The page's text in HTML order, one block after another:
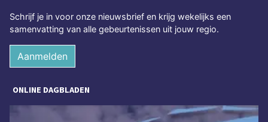
Schrijf je in voor onze nieuwsbrief en krijg wekelijks een
samenvatting van alle gebeurtenissen uit jouw regio.
Aanmelden
ONLINE DAGBLADEN